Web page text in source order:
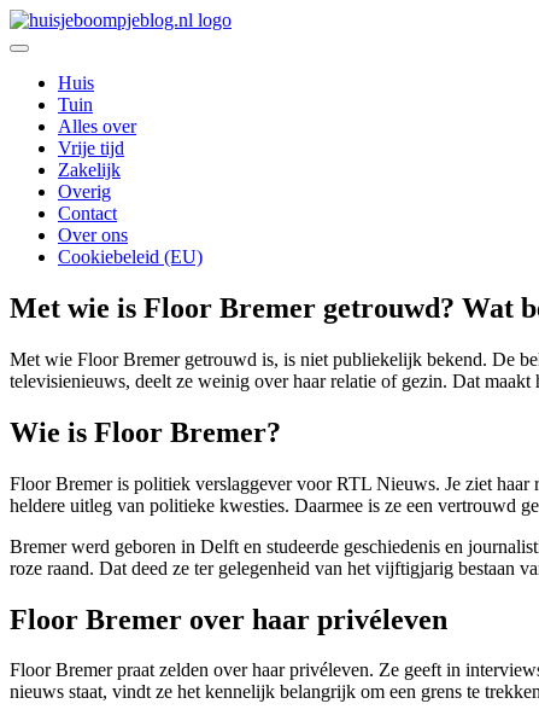
Ga
naar
inhoud
Huisje Boompje Blog
Huis
Tuin
Alles over
Vrije tijd
Zakelijk
Overig
Contact
Over ons
Cookiebeleid (EU)
Met wie is Floor Bremer getrouwd? Wat
Met wie Floor Bremer getrouwd is, is niet publiekelijk bekend. De
televisienieuws, deelt ze weinig over haar relatie of gezin. Dat maakt
Wie is Floor Bremer?
Floor Bremer is politiek verslaggever voor RTL Nieuws. Je ziet haar
heldere uitleg van politieke kwesties. Daarmee is ze een vertrouwd
Bremer werd geboren in Delft en studeerde geschiedenis en
roze raand. Dat deed ze ter gelegenheid van het vijftigjarig bestaan
Floor Bremer over haar privéleven
Floor Bremer praat zelden over haar privéleven. Ze geeft in
nieuws staat, vindt ze het kennelijk belangrijk om een grens te